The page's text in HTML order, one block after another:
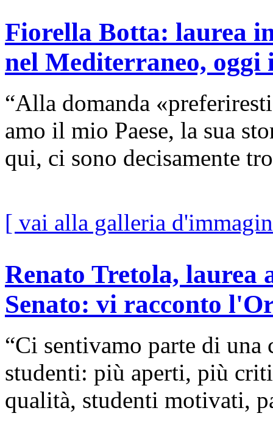
Fiorella Botta: laurea
nel Mediterraneo,
“Alla domanda
amo il mio Paese, la sua
qui, ci sono decisamente
[ vai alla galleria
Renato Tretola,
Senato: vi racconto
“Ci sentivamo parte di
studenti: più aperti, più
qualità, studenti motivati,